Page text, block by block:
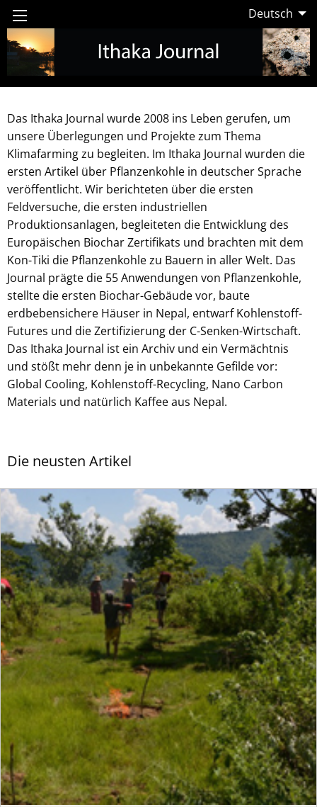
Deutsch
Das Ithaka Journal wurde 2008 ins Leben gerufen, um
unsere Überlegungen und Projekte zum Thema
Klimafarming zu begleiten. Im Ithaka Journal wurden die
ersten Artikel über Pflanzenkohle in deutscher Sprache
veröffentlicht. Wir berichteten über die ersten
Feldversuche, die ersten industriellen
Produktionsanlagen, begleiteten die Entwicklung des
Europäischen Biochar Zertifikats und brachten mit dem
Kon-Tiki die Pflanzenkohle zu Bauern in aller Welt. Das
Journal prägte die 55 Anwendungen von Pflanzenkohle,
stellte die ersten Biochar-Gebäude vor, baute
erdbebensichere Häuser in Nepal, entwarf Kohlenstoff-
Futures und die Zertifizierung der C-Senken-Wirtschaft.
Das Ithaka Journal ist ein Archiv und ein Vermächtnis
und stößt mehr denn je in unbekannte Gefilde vor:
Global Cooling, Kohlenstoff-Recycling, Nano Carbon
Materials und natürlich Kaffee aus Nepal.
Die neusten Artikel